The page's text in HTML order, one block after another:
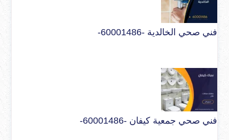
فني صحي الخالدية -60001486-
فني صحي جمعية كيفان -60001486-